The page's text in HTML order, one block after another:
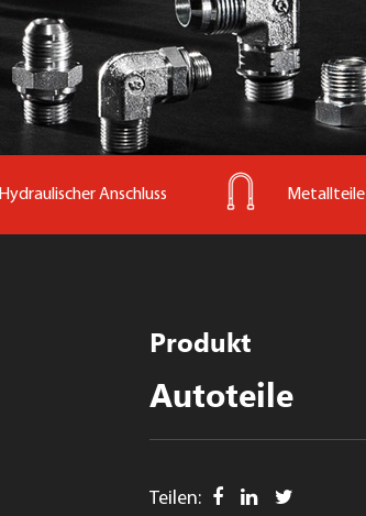
Hydraulischer Anschluss Metallteile
Produkt
Autoteile
Teilen: